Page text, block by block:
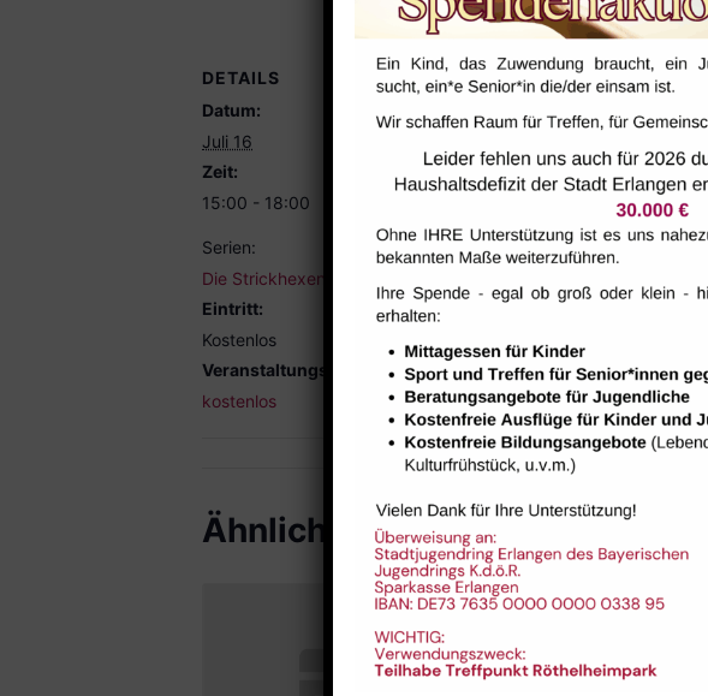
DETAILS
Datum:
Juli 16
Zeit:
15:00 - 18:00
Serien:
Die Strickhexen
Eintritt:
Kostenlos
Veranstaltungskategorie:
kostenlos
VERANSTALTUNGSORT
Ähnliche Veranstaltungen